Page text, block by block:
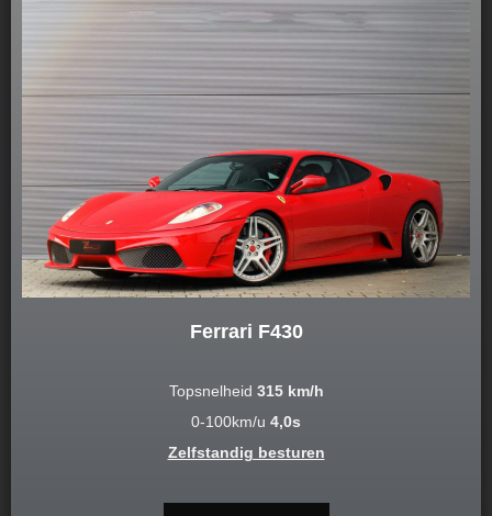
Ferrari F430
Topsnelheid 315 km/h
0-100km/u 4,0s
Zelfstandig besturen